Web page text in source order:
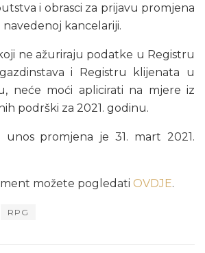
i obrasci za prijavu promjena
kancelariji.
ne ažuriraju podatke u Registru
i Registru klijenata u
neće moći aplicirati na mjere iz
podrški za 2021. godinu.
promjena je 31. mart 2021.
možete pogledati OVDJE.
RPG